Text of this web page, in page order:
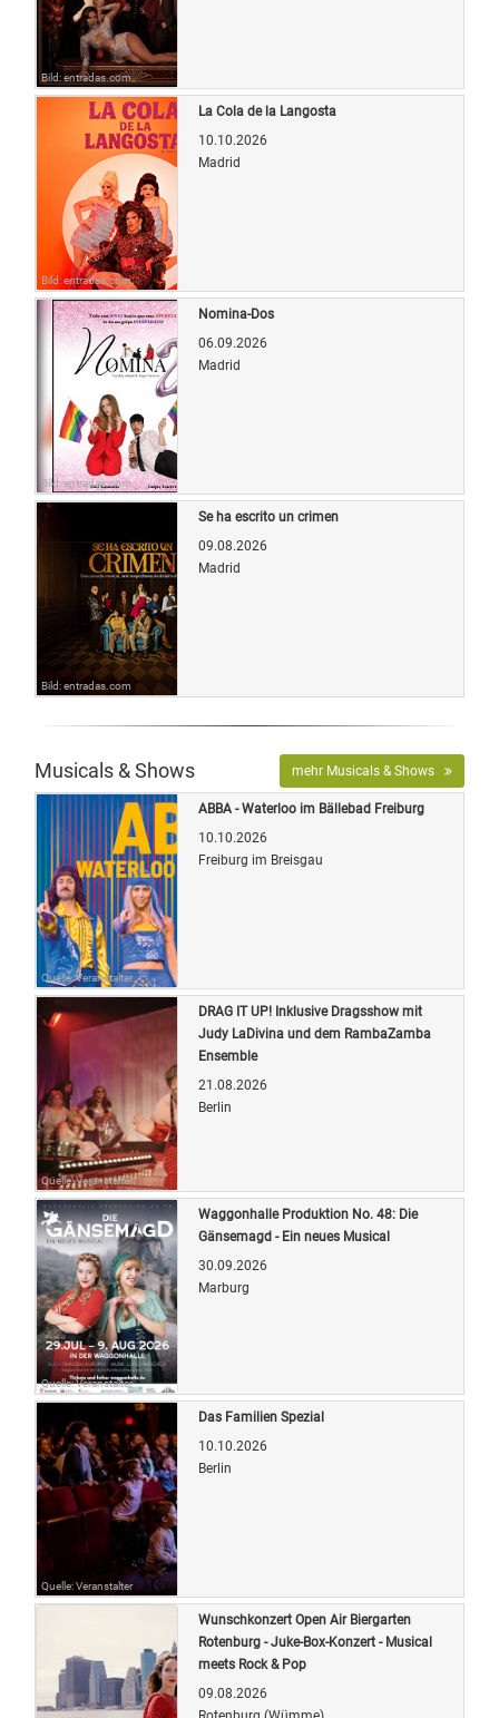
Bild: entradas.com
Bild: entradas.com
La Cola de la Langosta
10.10.2026
Madrid
Bild: entradas.com
Nomina-Dos
06.09.2026
Madrid
Bild: entradas.com
Se ha escrito un crimen
09.08.2026
Madrid
Musicals & Shows mehr Musicals & Shows
Quelle: Veranstalter
ABBA - Waterloo im Bällebad Freiburg
10.10.2026
Freiburg im Breisgau
Quelle: Veranstalter
DRAG IT UP! Inklusive Dragsshow mit
Judy LaDivina und dem RambaZamba
Ensemble
21.08.2026
Berlin
Quelle: Veranstalter
Waggonhalle Produktion No. 48: Die
Gänsemagd - Ein neues Musical
30.09.2026
Marburg
Quelle: Veranstalter
Das Familien Spezial
10.10.2026
Berlin
Wunschkonzert Open Air Biergarten
Rotenburg - Juke-Box-Konzert - Musical
meets Rock & Pop
09.08.2026